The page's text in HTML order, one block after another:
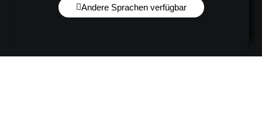
Andere Sprachen verfügbar